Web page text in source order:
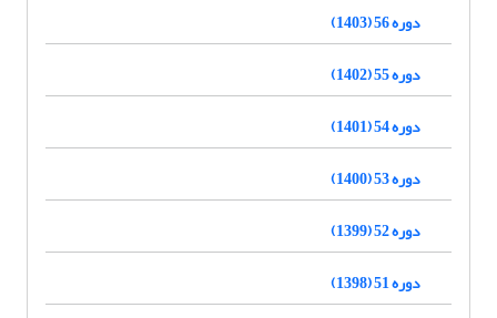
دوره 56 (1403)
دوره 55 (1402)
دوره 54 (1401)
دوره 53 (1400)
دوره 52 (1399)
دوره 51 (1398)